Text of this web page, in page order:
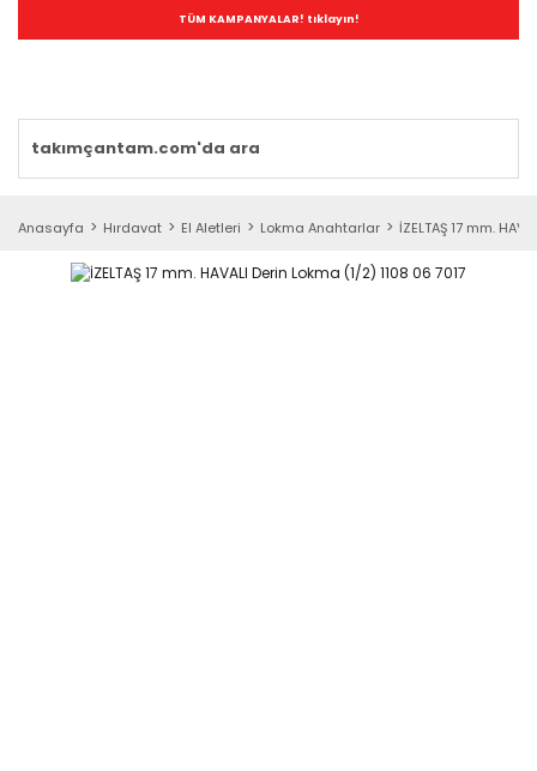
TÜM KAMPANYALAR! tıklayın!
Anasayfa Hırdavat El Aletleri Lokma Anahtarlar İZELTAŞ 17 mm.